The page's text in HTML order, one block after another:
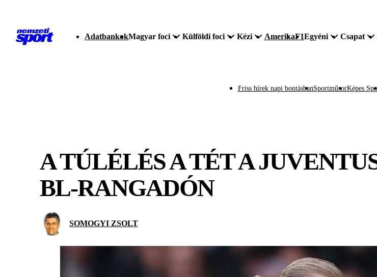
AdatbankokMagyar foci Külföldi foci Kézi AmerikaF1Egyéni Csapat
Friss hírek napi bontásbanSportműsorKépes
A TÚLÉLÉS A TÉT A
BL-RANGADÓN
SOMOGYI ZSOLT